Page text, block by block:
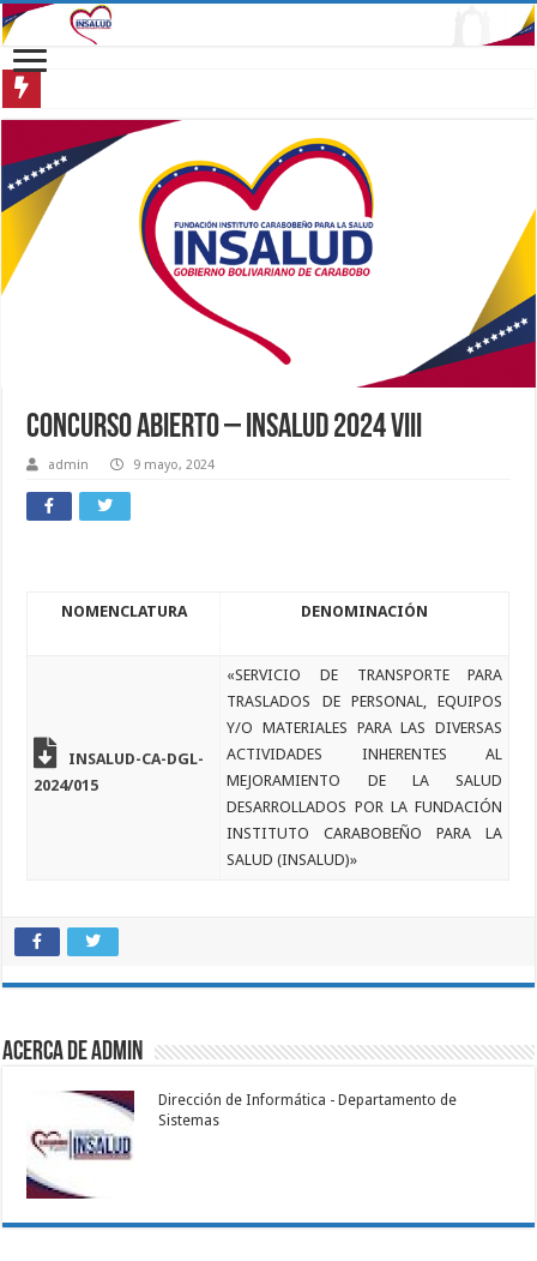
CONCURSO ABIERTO – INSALUD 2024 VIII
admin 9 mayo, 2024
NOMENCLATURA DENOMINACIÓN
INSALUD-CA-DGL-
2024/015
«SERVICIO DE TRANSPORTE PARA
TRASLADOS DE PERSONAL, EQUIPOS
Y/O MATERIALES PARA LAS DIVERSAS
ACTIVIDADES INHERENTES AL
MEJORAMIENTO DE LA SALUD
DESARROLLADOS POR LA FUNDACIÓN
INSTITUTO CARABOBEÑO PARA LA
SALUD (INSALUD)»
Acerca de admin
Dirección de Informática - Departamento de
Sistemas